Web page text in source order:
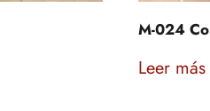
M-024
Leer más